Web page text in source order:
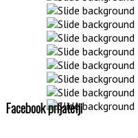
Facebook prijatelji